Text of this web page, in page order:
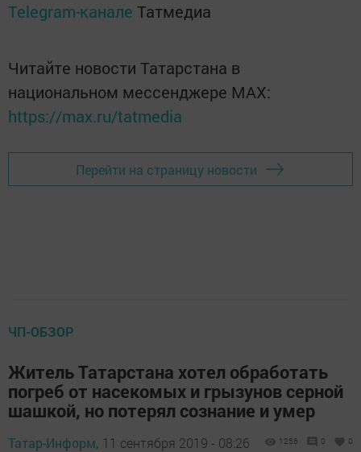
Telegram-канале Татмедиа
Читайте новости Татарстана в
национальном мессенджере MАХ:
https://max.ru/tatmedia
Перейти на страницу новости
ЧП-ОБЗОР
Житель Татарстана хотел обработать
погреб от насекомых и грызунов серной
шашкой, но потерял сознание и умер
Татар-Информ, 11 сентября 2019 - 08:26 1256 0 0